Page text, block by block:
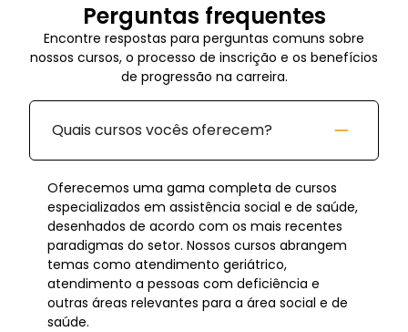
Perguntas frequentes
Encontre respostas para perguntas comuns sobre
nossos cursos, o processo de inscrição e os benefícios
de progressão na carreira.
Quais cursos vocês oferecem?
Oferecemos uma gama completa de cursos
especializados em assistência social e de saúde,
desenhados de acordo com os mais recentes
paradigmas do setor. Nossos cursos abrangem
temas como atendimento geriátrico,
atendimento a pessoas com deficiência e
outras áreas relevantes para a área social e de
saúde.